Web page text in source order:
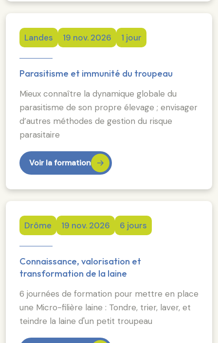
Landes 19 nov. 2026 1 jour
Parasitisme et immunité du troupeau
Mieux connaître la dynamique globale du
parasitisme de son propre élevage ; envisager
d’autres méthodes de gestion du risque
parasitaire
Voir la formation
Drôme 19 nov. 2026 6 jours
Connaissance, valorisation et
transformation de la laine
6 journées de formation pour mettre en place
une Micro-filière laine : Tondre, trier, laver, et
teindre la laine d'un petit troupeau